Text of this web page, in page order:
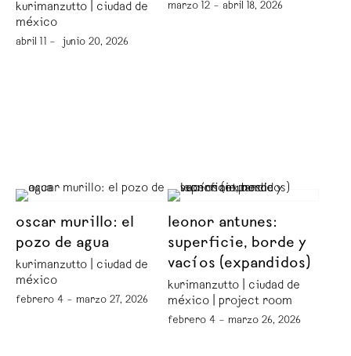
kurimanzutto | ciudad de
méxico
abril 11 – junio 20, 2026
marzo 12 – abril 18, 2026
oscar murillo: el
pozo de agua
kurimanzutto | ciudad de
méxico
febrero 4 – marzo 27, 2026
leonor antunes:
superficie, borde y
vacíos (expandidos)
kurimanzutto | ciudad de
méxico | project room
febrero 4 – marzo 26, 2026